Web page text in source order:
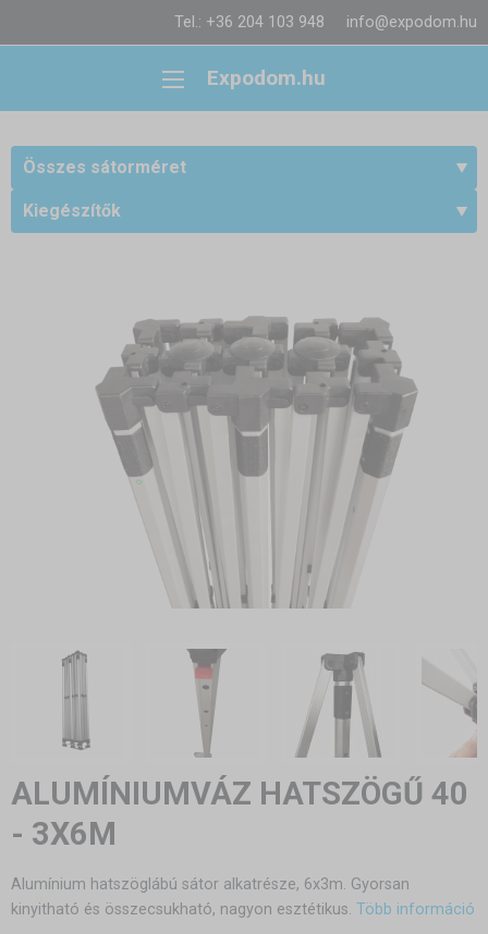
Tel.: +36 204 103 948 info@expodom.hu
Expodom.hu
Összes sátorméret
Kiegészítők
ALUMÍNIUMVÁZ HATSZÖGŰ 40
- 3X6M
Alumínium hatszöglábú sátor alkatrésze, 6x3m. Gyorsan
kinyitható és összecsukható, nagyon esztétikus. Több információ